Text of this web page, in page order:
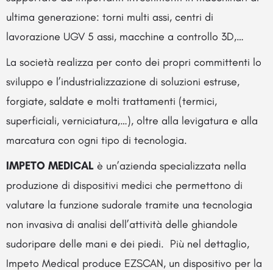
ultima generazione: torni multi assi, centri di
lavorazione UGV 5 assi, macchine a controllo 3D,…
La società realizza per conto dei propri committenti lo
sviluppo e l’industrializzazione di soluzioni estruse,
forgiate, saldate e molti trattamenti (termici,
superficiali, verniciatura,…), oltre alla levigatura e alla
marcatura con ogni tipo di tecnologia.
IMPETO MEDICAL è un’azienda specializzata nella
produzione di dispositivi medici che permettono di
valutare la funzione sudorale tramite una tecnologia
non invasiva di analisi dell’attività delle ghiandole
sudoripare delle mani e dei piedi. Più nel dettaglio,
Impeto Medical produce EZSCAN, un dispositivo per la